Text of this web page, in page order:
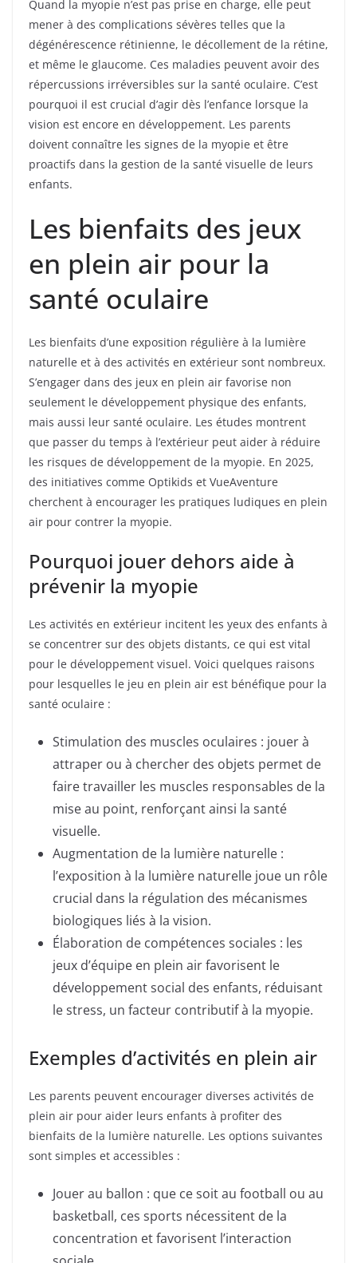
Quand la myopie n’est pas prise en charge, elle peut
mener à des complications sévères telles que la
dégénérescence rétinienne, le décollement de la rétine,
et même le glaucome. Ces maladies peuvent avoir des
répercussions irréversibles sur la santé oculaire. C’est
pourquoi il est crucial d’agir dès l’enfance lorsque la
vision est encore en développement. Les parents
doivent connaître les signes de la myopie et être
proactifs dans la gestion de la santé visuelle de leurs
enfants.
Les bienfaits des jeux
en plein air pour la
santé oculaire
Les bienfaits d’une exposition régulière à la lumière
naturelle et à des activités en extérieur sont nombreux.
S’engager dans des jeux en plein air favorise non
seulement le développement physique des enfants,
mais aussi leur santé oculaire. Les études montrent
que passer du temps à l’extérieur peut aider à réduire
les risques de développement de la myopie. En 2025,
des initiatives comme Optikids et VueAventure
cherchent à encourager les pratiques ludiques en plein
air pour contrer la myopie.
Pourquoi jouer dehors aide à
prévenir la myopie
Les activités en extérieur incitent les yeux des enfants à
se concentrer sur des objets distants, ce qui est vital
pour le développement visuel. Voici quelques raisons
pour lesquelles le jeu en plein air est bénéfique pour la
santé oculaire :
Stimulation des muscles oculaires : jouer à
attraper ou à chercher des objets permet de
faire travailler les muscles responsables de la
mise au point, renforçant ainsi la santé
visuelle.
Augmentation de la lumière naturelle :
l’exposition à la lumière naturelle joue un rôle
crucial dans la régulation des mécanismes
biologiques liés à la vision.
Élaboration de compétences sociales : les
jeux d’équipe en plein air favorisent le
développement social des enfants, réduisant
le stress, un facteur contributif à la myopie.
Exemples d’activités en plein air
Les parents peuvent encourager diverses activités de
plein air pour aider leurs enfants à profiter des
bienfaits de la lumière naturelle. Les options suivantes
sont simples et accessibles :
Jouer au ballon : que ce soit au football ou au
basketball, ces sports nécessitent de la
concentration et favorisent l’interaction